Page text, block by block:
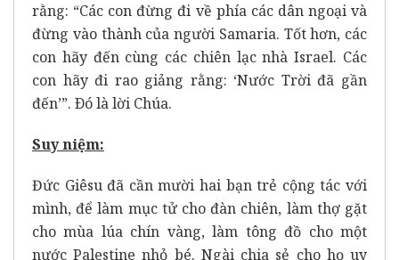
rằng: “Các con đừng đi về phía các dân ngoại và
đừng vào thành của người Samaria. Tốt hơn, các
con hãy đến cùng các chiên lạc nhà Israel. Các
con hãy đi rao giảng rằng: ‘Nước Trời đã gần
đến’”. Ðó là lời Chúa.
Suy niệm:
Đức Giêsu đã cần mười hai bạn trẻ cộng tác với
mình, để làm mục tử cho đàn chiên, làm thợ gặt
cho mùa lúa chín vàng, làm tông đồ cho một
nước Palestine nhỏ bé. Ngài chia sẻ cho họ uy